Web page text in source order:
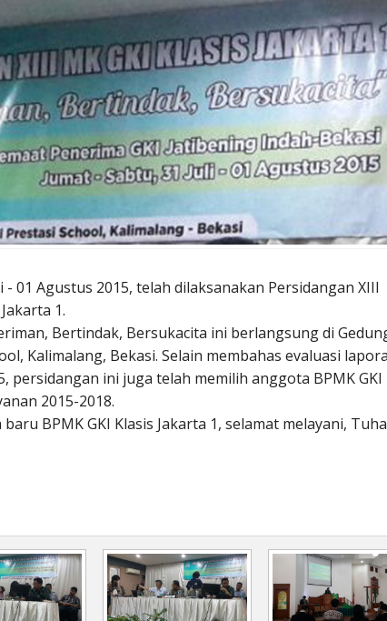
01 Agustus 2015, telah dilaksanakan Persidangan XIII
1.
Bertindak, Bersukacita ini berlangsung di
Kalimalang, Bekasi. Selain membahas evaluasi
persidangan ini juga telah memilih anggota BPMK GKI
2015-2018.
BPMK GKI Klasis Jakarta 1, selamat melayani,